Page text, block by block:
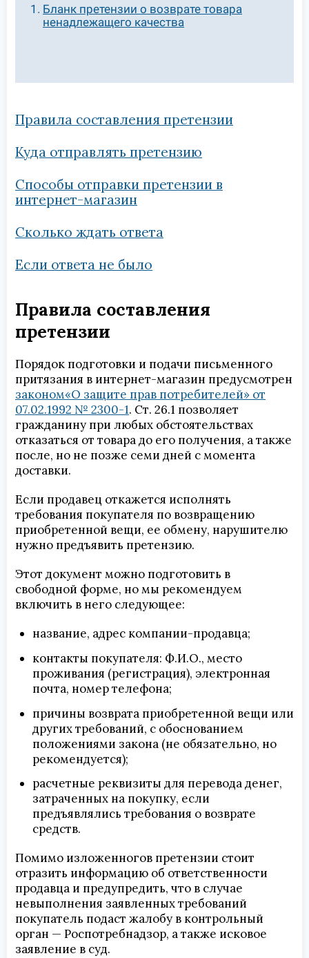
Бланк претензии о возврате товара
ненадлежащего качества
Правила составления претензии
Куда отправлять претензию
Способы отправки претензии в
интернет-магазин
Сколько ждать ответа
Если ответа не было
Правила составления
претензии
Порядок подготовки и подачи письменного
притязания в интернет-магазин предусмотрен
законом«О защите прав потребителей» от
07.02.1992 № 2300-1. Ст. 26.1 позволяет
гражданину при любых обстоятельствах
отказаться от товара до его получения, а также
после, но не позже семи дней с момента
доставки.
Если продавец откажется исполнять
требования покупателя по возвращению
приобретенной вещи, ее обмену, нарушителю
нужно предъявить претензию.
Этот документ можно подготовить в
свободной форме, но мы рекомендуем
включить в него следующее:
название, адрес компании-продавца;
контакты покупателя: Ф.И.О., место
проживания (регистрация), электронная
почта, номер телефона;
причины возврата приобретенной вещи или
других требований, с обоснованием
положениями закона (не обязательно, но
рекомендуется);
расчетные реквизиты для перевода денег,
затраченных на покупку, если
предъявлялись требования о возврате
средств.
Помимо изложенногов претензии стоит
отразить информацию об ответственности
продавца и предупредить, что в случае
невыполнения заявленных требований
покупатель подаст жалобу в контрольный
орган — Роспотребнадзор, а также исковое
заявление в суд.